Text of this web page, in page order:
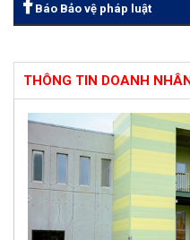
Báo Bảo vệ pháp luật
THÔNG TIN DOANH